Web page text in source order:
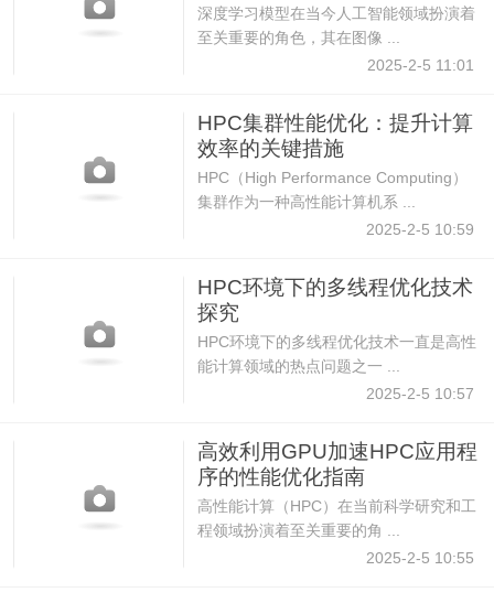
深度学习模型在当今人工智能领域扮演着
至关重要的角色，其在图像 ...
2025-2-5 11:01
HPC集群性能优化：提升计算
效率的关键措施
HPC（High Performance Computing）
集群作为一种高性能计算机系 ...
2025-2-5 10:59
HPC环境下的多线程优化技术
探究
HPC环境下的多线程优化技术一直是高性
能计算领域的热点问题之一 ...
2025-2-5 10:57
高效利用GPU加速HPC应用程
序的性能优化指南
高性能计算（HPC）在当前科学研究和工
程领域扮演着至关重要的角 ...
2025-2-5 10:55